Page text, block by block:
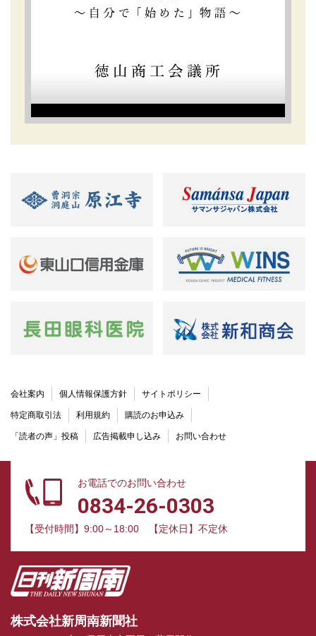
会社案内 個人情報保護方針 サイトポリシー
特定商取引法 利用規約 購読のお申込み
「読者の声」投稿 広告掲載申し込み お問い合わせ
お電話でのお問い合わせ
0834-26-0303
【受付時間】9:00～18:00 【定休日】不定休
株式会社新周南新聞社